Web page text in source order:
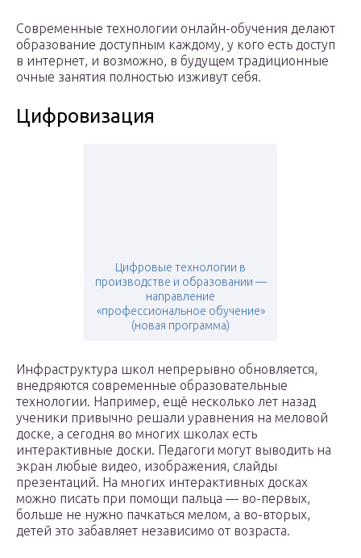
Современные технологии онлайн-обучения делают
образование доступным каждому, у кого есть доступ
в интернет, и возможно, в будущем традиционные
очные занятия полностью изживут себя.
Цифровизация
Цифровые технологии в
производстве и образовании —
направление
«профессиональное обучение»
(новая программа)
Инфраструктура школ непрерывно обновляется,
внедряются современные образовательные
технологии. Например, ещё несколько лет назад
ученики привычно решали уравнения на меловой
доске, а сегодня во многих школах есть
интерактивные доски. Педагоги могут выводить на
экран любые видео, изображения, слайды
презентаций. На многих интерактивных досках
можно писать при помощи пальца — во-первых,
больше не нужно пачкаться мелом, а во-вторых,
детей это забавляет независимо от возраста.